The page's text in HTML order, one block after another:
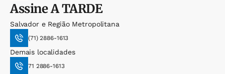
AssineA TARDE
Salvador e Região Metropolitana
(71) 2886-1613
Demais localidades
71 2886-1613